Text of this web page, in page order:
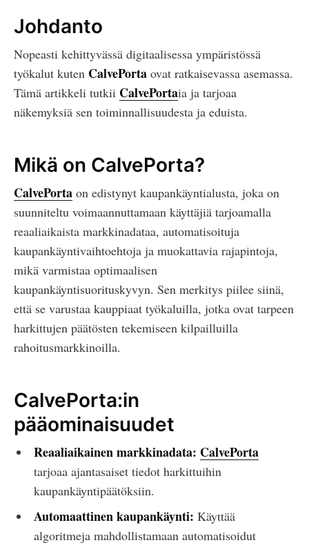
Johdanto
Nopeasti kehittyvässä digitaalisessa ympäristössä
työkalut kuten CalvePorta ovat ratkaisevassa asemassa.
Tämä artikkeli tutkii CalvePortaia ja tarjoaa
näkemyksiä sen toiminnallisuudesta ja eduista.
Mikä on CalvePorta?
CalvePorta on edistynyt kaupankäyntialusta, joka on
suunniteltu voimaannuttamaan käyttäjiä tarjoamalla
reaaliaikaista markkinadataa, automatisoituja
kaupankäyntivaihtoehtoja ja muokattavia rajapintoja,
mikä varmistaa optimaalisen
kaupankäyntisuorituskyvyn. Sen merkitys piilee siinä,
että se varustaa kauppiaat työkaluilla, jotka ovat tarpeen
harkittujen päätösten tekemiseen kilpailluilla
rahoitusmarkkinoilla.
CalvePorta:in
pääominaisuudet
Reaaliaikainen markkinadata: CalvePorta
tarjoaa ajantasaiset tiedot harkittuihin
kaupankäyntipäätöksiin.
Automaattinen kaupankäynti: Käyttää
algoritmeja mahdollistamaan automatisoidut